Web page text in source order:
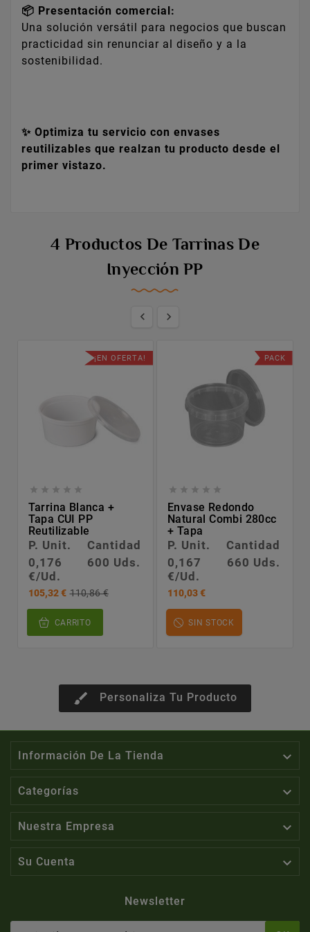
📦 Presentación comercial:
Una solución versátil para negocios que buscan
practicidad sin renunciar al diseño y a la
sostenibilidad.
✨ Optimiza tu servicio con envases
reutilizables que realzan tu producto desde el
primer vistazo.
4 Productos De Tarrinas De
Inyección PP
 
¡EN OFERTA!
    
Tarrina Blanca +
Tapa CUI PP
Reutilizable
P. Unit.
Cantidad
0,176
€/Ud.
600 Uds.
105,32 € 110,86 €
CARRITO
PACK
    
Envase Redondo
Natural Combi 280cc
+ Tapa
P. Unit.
Cantidad
0,167
€/Ud.
660 Uds.
110,03 €
SIN STOCK
brush Personaliza Tu Producto
Información De La Tienda 
Categorías 
Nuestra Empresa 
Su Cuenta 
Newsletter